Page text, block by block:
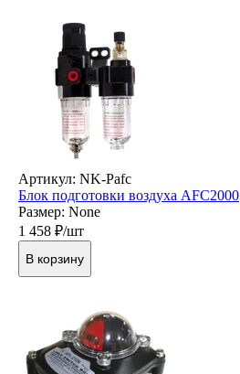
Артикул: NK-Pafc
Блок подготовки воздуха AFC2000
Размер: None
1 458 ₽/шт
В корзину